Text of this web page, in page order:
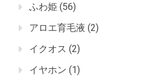
ふわ姫 (56)
アロエ育毛液 (2)
イクオス (2)
イヤホン (1)